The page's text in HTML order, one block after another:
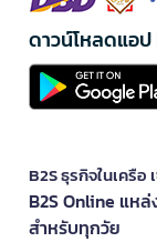
ดาวน์โหลดแอป
B2S ธุรกิจในเครื
B2S Online แหล่
สำหรับทุกวัย